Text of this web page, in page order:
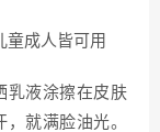
乳液涂擦在皮肤
就满脸油光。